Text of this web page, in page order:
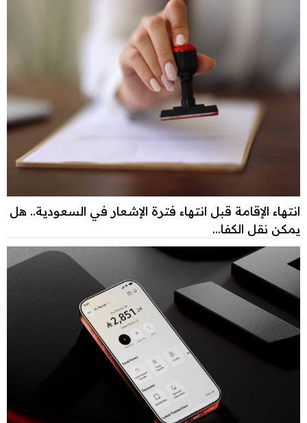
انتهاء الإقامة قبل انتهاء فترة الإشعار في السعودية.. هل
يمكن نقل الكفا...